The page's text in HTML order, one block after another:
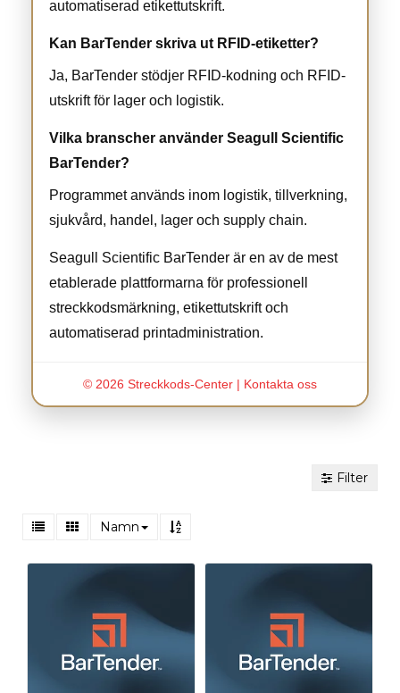
automatiserad etikettutskrift.
Kan BarTender skriva ut RFID-etiketter?
Ja, BarTender stödjer RFID-kodning och RFID-
utskrift för lager och logistik.
Vilka branscher använder Seagull Scientific
BarTender?
Programmet används inom logistik, tillverkning,
sjukvård, handel, lager och supply chain.
Seagull Scientific BarTender är en av de mest
etablerade plattformarna för professionell
streckkodsmärkning, etikettutskrift och
automatiserad printadministration.
© 2026 Streckkods-Center | Kontakta oss
Filter
Namn